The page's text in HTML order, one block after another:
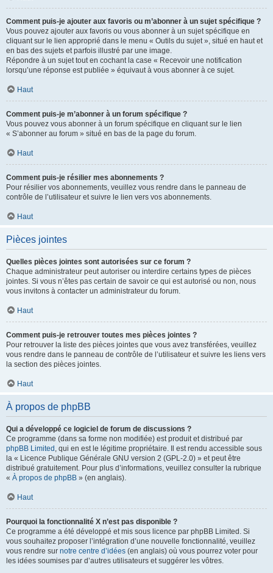
Comment puis-je ajouter aux favoris ou m’abonner à un sujet spécifique ?
Vous pouvez ajouter aux favoris ou vous abonner à un sujet spécifique en
cliquant sur le lien approprié dans le menu « Outils du sujet », situé en haut et
en bas des sujets et parfois illustré par une image.
Répondre à un sujet tout en cochant la case « Recevoir une notification
lorsqu’une réponse est publiée » équivaut à vous abonner à ce sujet.
Haut
Comment puis-je m’abonner à un forum spécifique ?
Vous pouvez vous abonner à un forum spécifique en cliquant sur le lien
« S’abonner au forum » situé en bas de la page du forum.
Haut
Comment puis-je résilier mes abonnements ?
Pour résilier vos abonnements, veuillez vous rendre dans le panneau de
contrôle de l’utilisateur et suivre le lien vers vos abonnements.
Haut
Pièces jointes
Quelles pièces jointes sont autorisées sur ce forum ?
Chaque administrateur peut autoriser ou interdire certains types de pièces
jointes. Si vous n’êtes pas certain de savoir ce qui est autorisé ou non, nous
vous invitons à contacter un administrateur du forum.
Haut
Comment puis-je retrouver toutes mes pièces jointes ?
Pour retrouver la liste des pièces jointes que vous avez transférées, veuillez
vous rendre dans le panneau de contrôle de l’utilisateur et suivre les liens vers
la section des pièces jointes.
Haut
À propos de phpBB
Qui a développé ce logiciel de forum de discussions ?
Ce programme (dans sa forme non modifiée) est produit et distribué par
phpBB Limited , qui en est le légitime propriétaire. Il est rendu accessible sous
la « Licence Publique Générale GNU version 2 (GPL-2.0) » et peut être
distribué gratuitement. Pour plus d’informations, veuillez consulter la rubrique
« À propos de phpBB » (en anglais).
Haut
Pourquoi la fonctionnalité X n’est pas disponible ?
Ce programme a été développé et mis sous licence par phpBB Limited. Si
vous souhaitez proposer l’intégration d’une nouvelle fonctionnalité, veuillez
vous rendre sur notre centre d’idées (en anglais) où vous pourrez voter pour
les idées soumises par d’autres utilisateurs et suggérer les vôtres.